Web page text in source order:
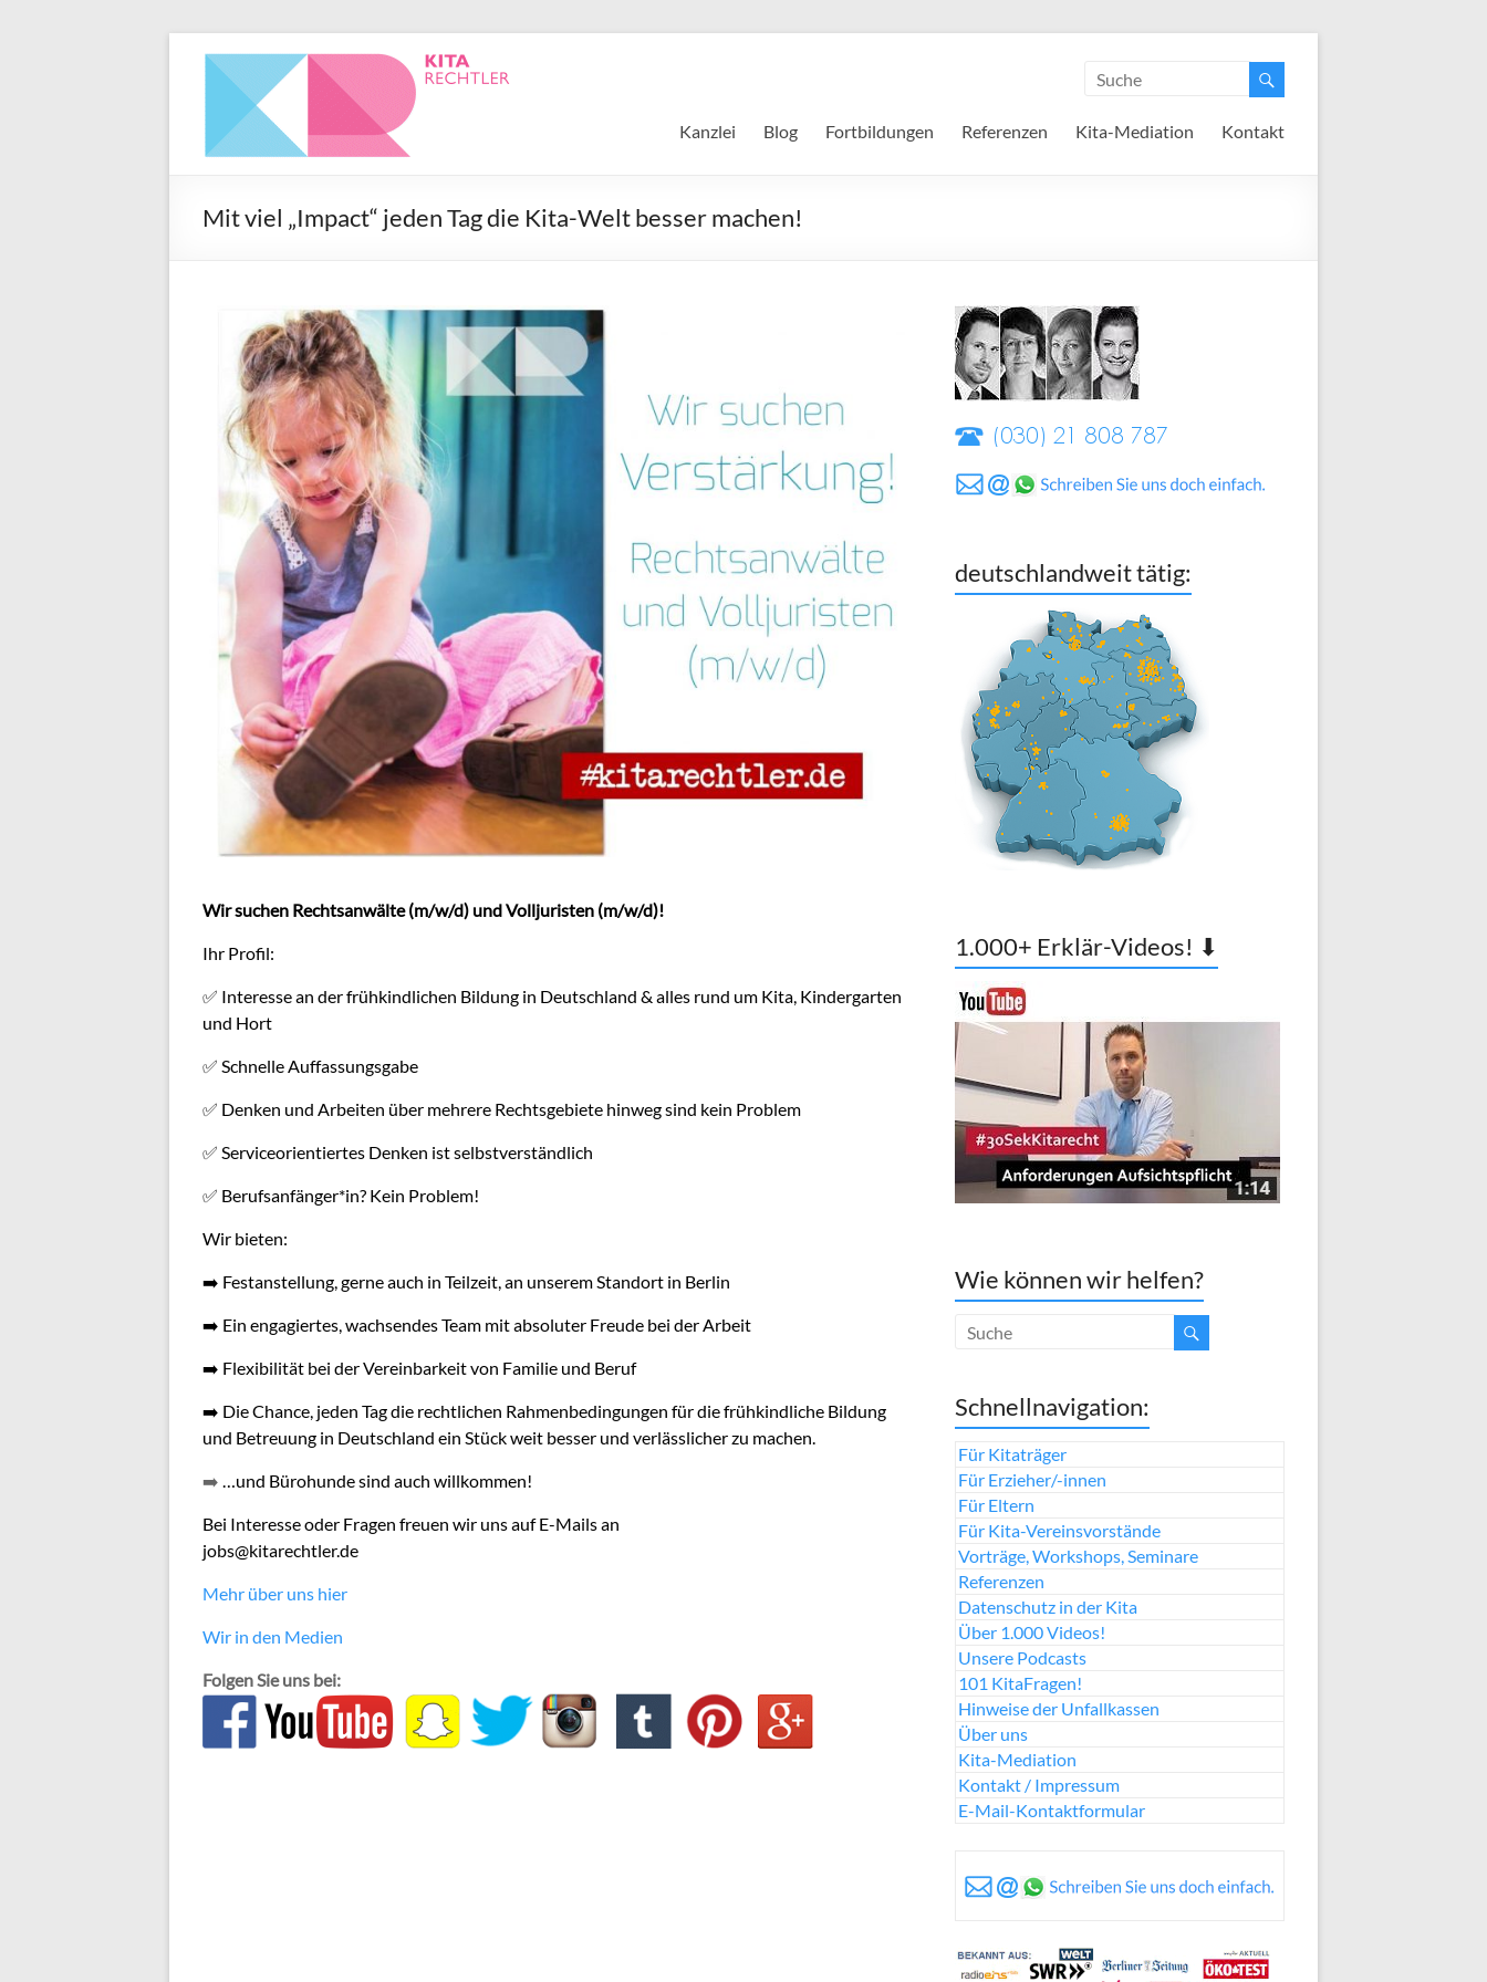
Kanzlei Blog Fortbildungen Referenzen Kita-Mediation Kontakt
Mit viel „Impact“ jeden Tag die Kita-Welt besser machen!
Wir suchen Rechtsanwälte (m/w/d) und Volljuristen (m/w/d)!
Ihr Profil:
✅ Interesse an der frühkindlichen Bildung in Deutschland & alles rund um Kita, Kindergarten
und Hort
✅ Schnelle Auffassungsgabe
✅ Denken und Arbeiten über mehrere Rechtsgebiete hinweg sind kein Problem
✅ Serviceorientiertes Denken ist selbstverständlich
✅ Berufsanfänger*in? Kein Problem!
Wir bieten:
➡️ Festanstellung, gerne auch in Teilzeit, an unserem Standort in Berlin
➡️ Ein engagiertes, wachsendes Team mit absoluter Freude bei der Arbeit
➡️ Flexibilität bei der Vereinbarkeit von Familie und Beruf
➡️ Die Chance, jeden Tag die rechtlichen Rahmenbedingungen für die frühkindliche Bildung
und Betreuung in Deutschland ein Stück weit besser und verlässlicher zu machen.
➡️ …und Bürohunde sind auch willkommen!
Bei Interesse oder Fragen freuen wir uns auf E-Mails an
jobs@kitarechtler.de
Mehr über uns hier
Wir in den Medien
Folgen Sie uns bei:
deutschlandweit tätig:
1.000+ Erklär-Videos! ⬇
Wie können wir helfen?
Schnellnavigation:
Für Kitaträger
Für Erzieher/-innen
Für Eltern
Für Kita-Vereinsvorstände
Vorträge, Workshops, Seminare
Referenzen
Datenschutz in der Kita
Über 1.000 Videos!
Unsere Podcasts
101 KitaFragen!
Hinweise der Unfallkassen
Über uns
Kita-Mediation
Kontakt / Impressum
E-Mail-Kontaktformular